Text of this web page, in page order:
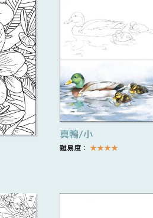
真鴨/小
難易度： ★★★★